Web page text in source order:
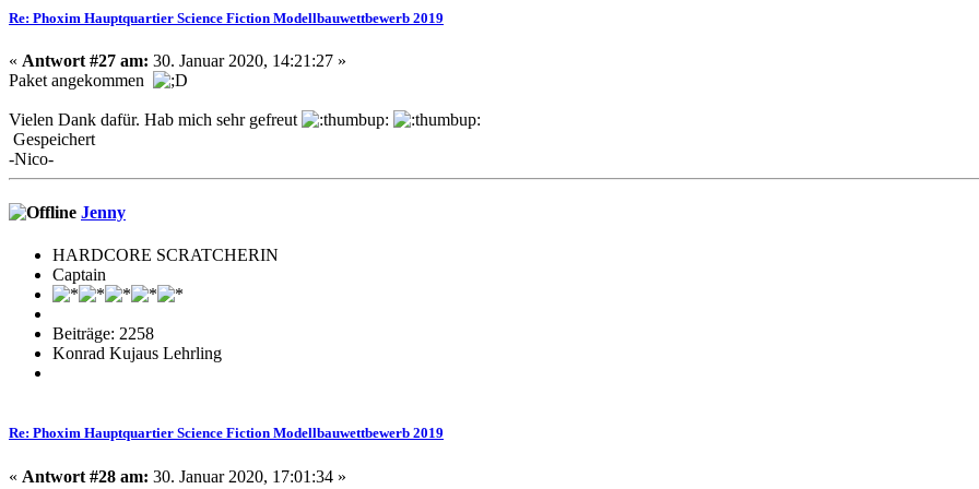
Re: Phoxim Hauptquartier Science Fiction Modellbauwettbewerb 2019
« Antwort #27 am: 30. Januar 2020, 14:21:27 »
Paket angekommen
Vielen Dank dafür. Hab mich sehr gefreut
Gespeichert
-Nico-
Jenny
HARDCORE SCRATCHERIN
Captain
Beiträge: 2258
Konrad Kujaus Lehrling
Re: Phoxim Hauptquartier Science Fiction Modellbauwettbewerb 2019
« Antwort #28 am: 30. Januar 2020, 17:01:34 »